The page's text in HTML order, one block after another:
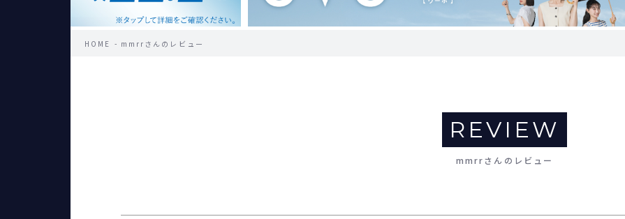
HOME mmrrさんのレビュー
REVIEW
mmrrさんのレビュー